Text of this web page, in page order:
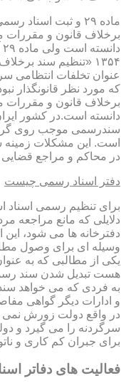
ماده ۲۹ و ثبت
برخلاف قانون و
۱۳۵۴ «تنظیم سند
عنوان تخلفات انتظامی
که مورد نظر قانونگذار
برخلاف قانون و
دانسته است.در کشور
سندرسمی موجب روی
است. این مشکلات
در محاکم و مراجع
دفتر اسناد رسمی چیست
برای تنظیم رسمی اسناد
دلایلی که مانع مراجعه
دفترخانه ها می شود،
وسیله ای برای وصول
یکی از مطالبی که به
هست تبدیل شدن سند
به فردی که می خواهد
و ادارات دیگر گواهی
در واقع دولت زورش نمی
سرگردنه را می گیرد و
برای جبران کم کاری و
فعالیت های دفاتر